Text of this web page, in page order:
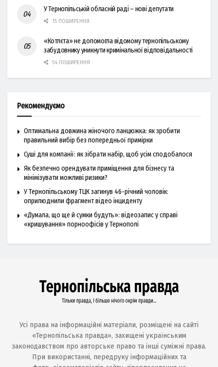
У Тернопільській обласній раді – нові депутати
15 ПОШИРЕННЯ
«Котлєта» не допомогла відомому тернопільському
забудовнику уникнути кримінальної відповідальності
54 ПОШИРЕННЯ
Рекомендуємо
Оптимальна довжина жіночого ланцюжка: як зробити
правильний вибір без попередньої примірки
Суші для компанії: як зібрати набір, щоб усім сподобалося
Як безпечно орендувати приміщення для бізнесу та
мінімізувати можливі ризики?
У Тернопільському ТЦК загинув 46-річний чоловік:
оприлюднили фрагмент відео інциденту
«Думала, що ще й сумки будуть»: відеозапис у справі
«кришування» порноофісів у Тернополі
Усі права на інформаційні матеріали, розміщені на сайті
«Тернопільська правда», захищені українським
законодавством про авторське право та інші суміжні права.
При використанні, передруку інформаційних та